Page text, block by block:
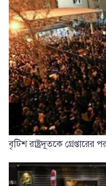
বৃটিশ রাষ্ট্রদূতকে গ্রেপ্তারের